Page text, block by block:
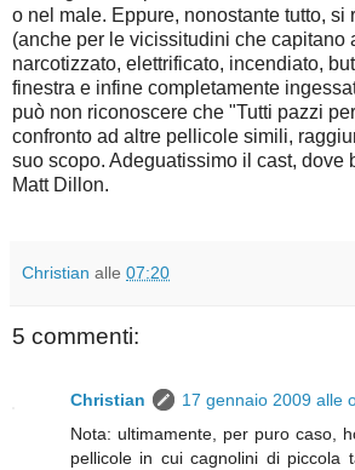
o nel male. Eppure, nonostante tutto, si
(anche per le vicissitudini che capitano
narcotizzato, elettrificato, incendiato,
finestra e infine completamente
può non riconoscere che "Tutti pazzi
confronto ad altre pellicole simili,
suo scopo. Adeguatissimo il cast, dove
Matt Dillon.
Christian alle 07:20
5 commenti:
Christian
17 gennaio 2009 alle
Nota: ultimamente, per puro caso,
pellicole in cui cagnolini di piccola